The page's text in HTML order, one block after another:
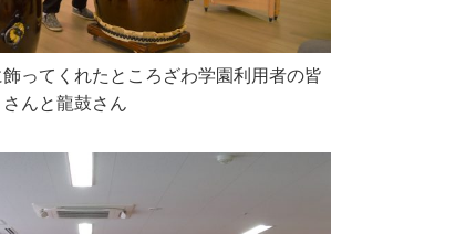
ってくれたところざわ学園利用者の皆
さんと龍鼓さん